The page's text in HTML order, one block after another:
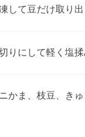
して豆だけ取り出
りにして軽く塩
かま、枝豆、き